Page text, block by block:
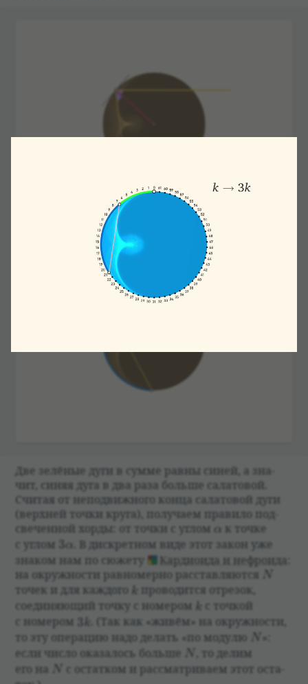
Две зелё­ные дуги в сумме равны синей, а зна­
чит, синяя дуга в два раза больше сала­то­вой.
Счи­тая от непо­движ­ного конца сала­то­вой дуги
(верх­ней точки круга), полу­чаем пра­вило под­
све­чен­ной хорды: от точки с углом \alpha
α к точке
с углом 3\alpha
3α
. В дис­крет­ном виде этот закон уже
зна­ком нам по сюжету
Кар­дио­ида и неф­ро­ида
на окруж­но­сти рав­но­мерно рас­став­ляются N
N
точек и для каж­дого k про­во­дится отре­зок,
соеди­няющий точку с номе­ром k с точ­кой
с номе­ром 3k
3
. (Так как «живём» на окруж­но­сти,
то эту опе­рацию надо делать «по модулю N
N »:
если число ока­за­лось больше N
N
, то делим
его на N
N с остат­ком и рас­смат­ри­ваем этот оста­